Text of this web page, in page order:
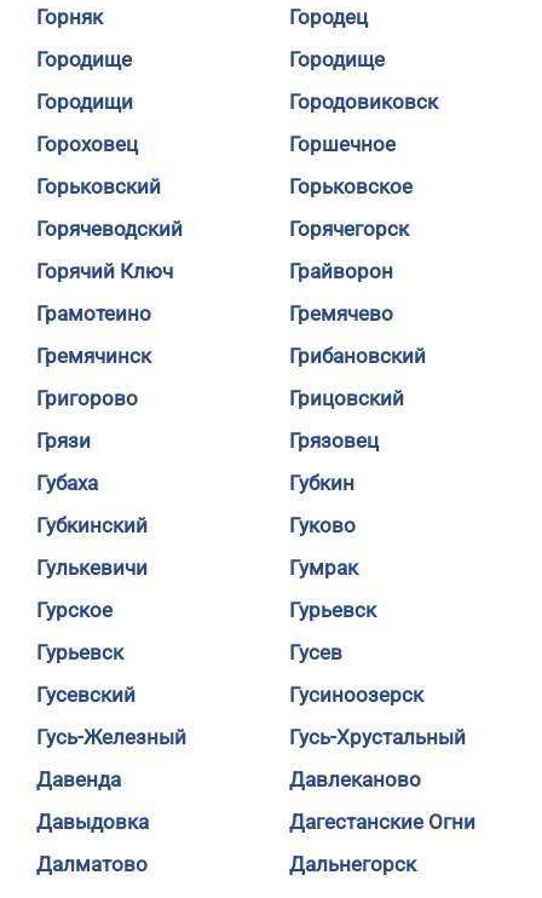
Горняк
Городец
Городище
Городище
Городищи
Городовиковск
Гороховец
Горшечное
Горьковский
Горьковское
Горячеводский
Горячегорск
Горячий Ключ
Грайворон
Грамотеино
Гремячево
Гремячинск
Грибановский
Григорово
Грицовский
Грязи
Грязовец
Губаха
Губкин
Губкинский
Гуково
Гулькевичи
Гумрак
Гурское
Гурьевск
Гурьевск
Гусев
Гусевский
Гусиноозерск
Гусь-Железный
Гусь-Хрустальный
Давенда
Давлеканово
Давыдовка
Дагестанские Огни
Далматово
Дальнегорск